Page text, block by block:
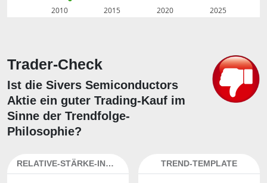
2010 2015 2020 2025
Trader-Check
Ist die Sivers Semiconductors
Aktie ein guter Trading-Kauf im
Sinne der Trendfolge-
Philosophie?
RELATIVE-STÄRKE-INDEX TREND-TEMPLATE